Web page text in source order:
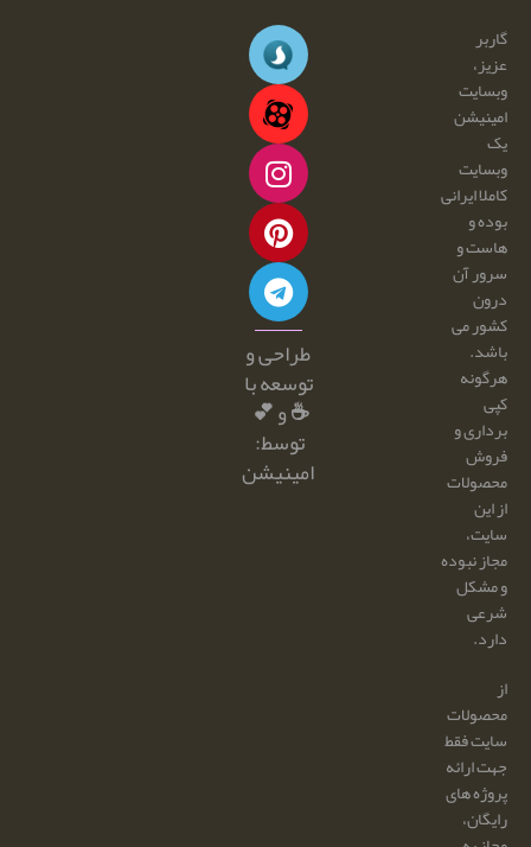
گاربر
عزیز،
وبسایت
امینیشن
یک
وبسایت
کاملا ایرانی
بوده و
هاست و
سرور آن
درون
کشور می
باشد.
هرگونه
کپی
برداری و
فروش
محصولات
از این
سایت،
مجاز نبوده
و مشکل
شرعی
دارد.
از
محصولات
سایت فقط
جهت ارائه
پروژه های
رایگان،
طراحی و
توسعه با
☕ و 💕
توسط:
امینیشن